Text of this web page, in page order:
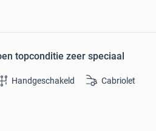
topconditie zeer speciaal
Handgeschakeld Cabriolet